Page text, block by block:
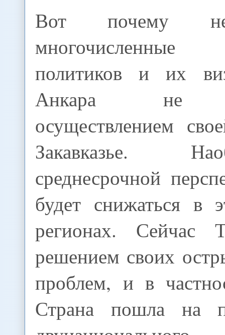
Вот почему
политиков и их
Анкара не
осуществлением
Закавказье.
среднесрочной
будет снижаться в
регионах. Сейчас
решением своих
проблем, и в
Страна пошла на